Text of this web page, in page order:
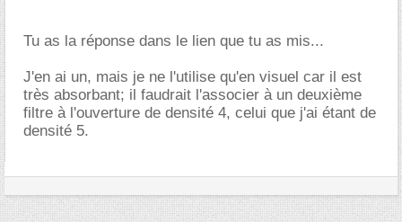
Tu as la réponse dans le lien que tu as mis...
J'en ai un, mais je ne l'utilise qu'en visuel car il est
très absorbant; il faudrait l'associer à un deuxième
filtre à l'ouverture de densité 4, celui que j'ai étant de
densité 5.